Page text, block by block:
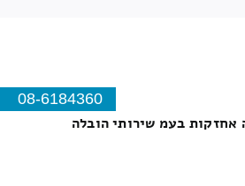
08-6184360
אחזקות בעמ שירותי הובלה